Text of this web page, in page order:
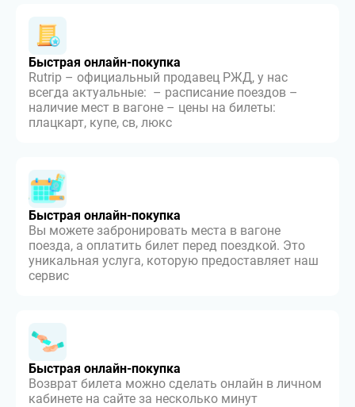
Быстрая онлайн-покупка
Rutrip – официальный продавец РЖД, у нас
всегда актуальные: – расписание поездов –
наличие мест в вагоне – цены на билеты:
плацкарт, купе, св, люкс
Быстрая онлайн-покупка
Вы можете забронировать места в вагоне
поезда, а оплатить билет перед поездкой. Это
уникальная услуга, которую предоставляет наш
сервис
Быстрая онлайн-покупка
Возврат билета можно сделать онлайн в личном
кабинете на сайте за несколько минут